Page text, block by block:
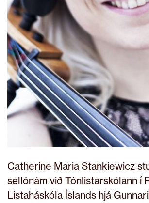
Catherine Maria Stankiewicz
sellónám við Tónlistarskólann í
Listaháskóla Íslands hjá